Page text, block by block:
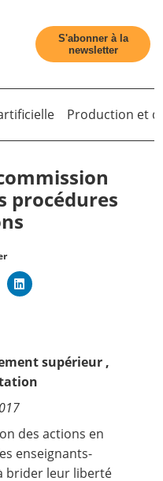
S'abonner à la
newsletter
Production et
procédures
supérieur,
des actions en
enseignants-
brider leur liberté